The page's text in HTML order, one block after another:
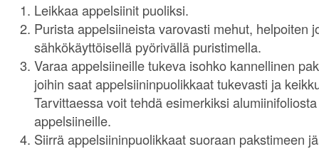
Leikkaa appelsiinit puoliksi.
Purista appelsiineista varovasti mehut, helpoiten
sähkökäyttöisellä pyörivällä puristimella.
Varaa appelsiineille tukeva isohko kannellinen
joihin saat appelsiininpuolikkaat tukevasti ja
Tarvittaessa voit tehdä esimerkiksi
appelsiineille.
Siirrä appelsiininpuolikkaat suoraan pakstimeen